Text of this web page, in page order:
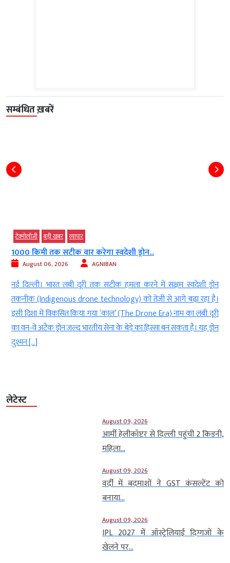
सम्बंधित ख़बरें
टेक्‍नोलॉजी बड़ी खबर व्‍यापार
1000 किमी तक सटीक वार करेगा स्वदेशी ड्रोन...
August 06, 2026 AGNIBAN
नई दिल्ली। भारत लंबी दूरी तक सटीक हमला करने में सक्षम स्वदेशी ड्रोन
तकनीक (Indigenous drone technology) को तेजी से आगे बढ़ा रहा है।
इसी दिशा में विकसित किया गया ‘काल’ (The Drone Era) नाम का लंबी दूरी
का वन-वे अटैक ड्रोन जल्द भारतीय सेना के बेड़े का हिस्सा बन सकता है। यह ड्रोन
दुश्मन […]
लेटेस्ट
August 09, 2026
आर्मी हेलीकॉप्टर से दिल्ली पहुंची 2 किडनी,
महिला...
August 09, 2026
वर्दी में बदमाशों ने GST कंसल्टेंट को
बनाया...
August 09, 2026
IPL 2027 में ऑस्ट्रेलियाई दिग्गजों के
खेलने पर...